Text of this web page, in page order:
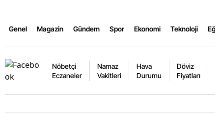
Genel Magazin Gündem Spor Ekonomi Teknoloji
Nöbetçi
Eczaneler
Namaz
Vakitleri
Hava
Durumu
Döviz
Fiyatları